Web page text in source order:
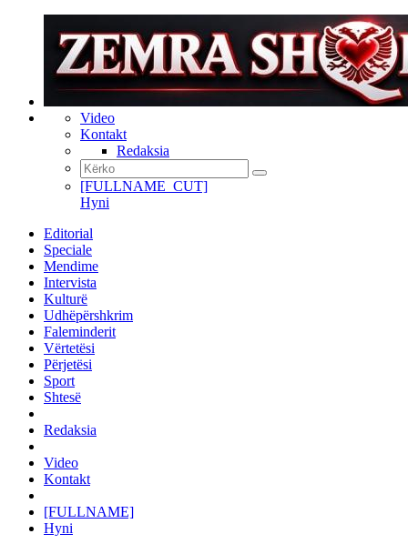
Video
Kontakt
Redaksia
[FULLNAME_CUT]
Hyni
Editorial
Speciale
Mendime
Intervista
Kulturë
Udhëpërshkrim
Faleminderit
Vërtetësi
Përjetësi
Sport
Shtesë
Redaksia
Video
Kontakt
[FULLNAME]
Hyni